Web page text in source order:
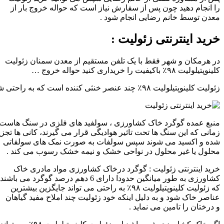
را انجام دهید چون پس از سفارش نیاز است که حواله خروج بار از
معدن توسط خانم رضایی انجام شود .
خرید اینترنتی زئولیت :
در هرمکان و شهر فقط با یک تلفن مستقیم از معدن سمنان زئولیت
کلینوپتیلولیت ۹۸٪ باکیفیت را خریداری کنید حواله خروج …
زئولیت کلینوپتیلولیت ۹۸٪ چند عنصر خنثی کننده است که به راحتی شوری خاک جذب و به گیاه هان و درختان املاح مغذی می رساند .
منبع عمده گوگرد خاک کشاورزی ، سولفید های فلزی در سنگ
زمانی که این سنگ ها تحت تاثیر هوادیگی قرار می گیرند، کانی ها
شده و اکسید می شوند سپس سولفات به صورت نمک های سولفاتی
محلول یا غیر محلول در نواحی خشک و نیمه خشک رسوب می کند .
خرید اینترنتی زئولیت : گوگرد درخاک کشاورزی مواد مادری خاک
کشاورزی به طور میانگین حدودا دارای 6 دهم درصد گوگرد می باشند
که زئولیت کلینوپتیلولیت ۹۸٪ به راحتی می تواند جایگزین بیشترین
عناصر خاک شود و به دلیل اینکه خود زئولیت چند املاح مفید گیاهان
و درختان را تامین می نماید .